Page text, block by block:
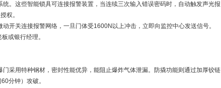
。这些智能锁具可连接报警装置，当连续三次输入错误密码时，自动触发声光报
权。
开关连接报警网络，一旦门体受1600N 以上冲击，立即向监控中心发送信号。
或银行经理。
采用特种钢材，密封性能优异，能阻止爆炸气体泄漏。防撬功能则通过加厚铰链
60分钟）攻破。